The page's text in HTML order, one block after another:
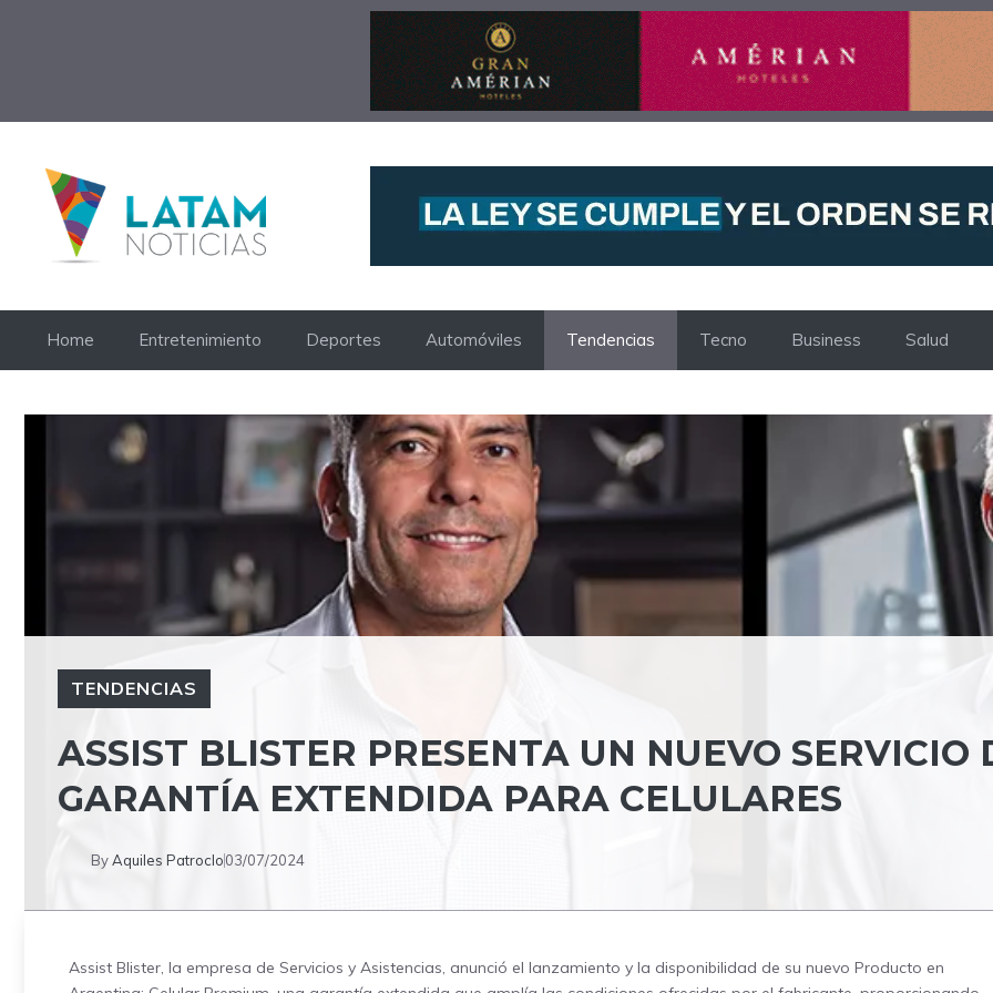
Home Entretenimiento Deportes Automóviles Tendencias Tecno Business Salud
TENDENCIAS
ASSIST BLISTER PRESENTA UN NUEVO SERVICIO
GARANTÍA EXTENDIDA PARA CELULARES
ByAquiles Patroclo03/07/2024
Assist Blister, la empresa de Servicios y Asistencias, anunció el lanzamiento y la disponibilidad de su nuevo Producto en